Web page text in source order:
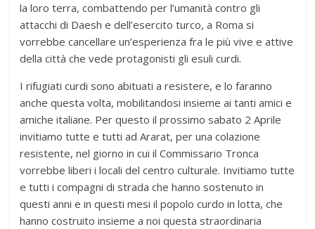
la loro terra, combattendo per l’umanità contro gli
attacchi di Daesh e dell’esercito turco, a Roma si
vorrebbe cancellare un’esperienza fra le più vive e attive
della città che vede protagonisti gli esuli curdi.
I rifugiati curdi sono abituati a resistere, e lo faranno
anche questa volta, mobilitandosi insieme ai tanti amici e
amiche italiane. Per questo il prossimo sabato 2 Aprile
invitiamo tutte e tutti ad Ararat, per una colazione
resistente, nel giorno in cui il Commissario Tronca
vorrebbe liberi i locali del centro culturale. Invitiamo tutte
e tutti i compagni di strada che hanno sostenuto in
questi anni e in questi mesi il popolo curdo in lotta, che
hanno costruito insieme a noi questa straordinaria